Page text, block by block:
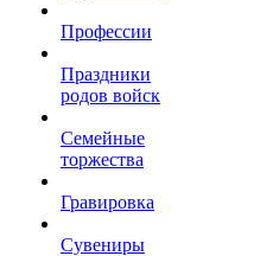
Профессии
Праздники
родов войск
Семейные
торжества
Гравировка
Сувениры